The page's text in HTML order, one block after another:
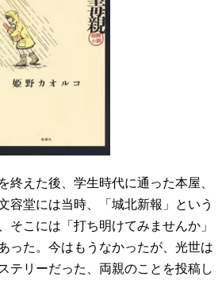
えた後、学生時代に通った本屋、
容堂には当時、「城北新報」という
そこには「打ち明けてみませんか」
った。今はもうなかったが、光世は
テリーだった、両親のことを投稿し